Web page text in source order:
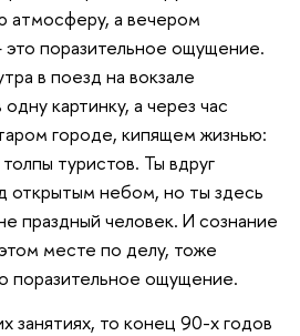
атмосферу, а вечером
поразительное ощущение.
в поезд на вокзале
картинку, а через час
городе, кипящем жизнью:
туристов. Ты вдруг
открытым небом, но ты здесь
праздный человек. И сознание
месте по делу, тоже
поразительное ощущение.
занятиях, то конец 90-х годов